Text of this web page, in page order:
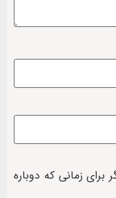
زمانی که دوباره